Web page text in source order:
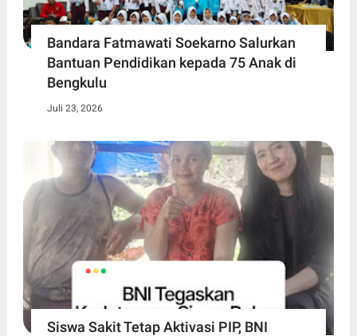
Bandara Fatmawati Soekarno Salurkan
Bantuan Pendidikan kepada 75 Anak di
Bengkulu
Juli 23, 2026
Siswa Sakit Tetap Aktivasi PIP, BNI